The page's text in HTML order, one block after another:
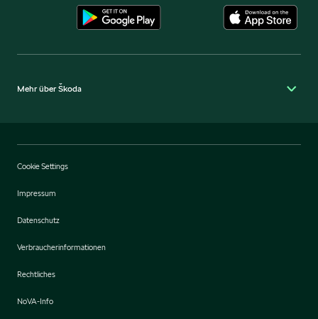
Mehr über Škoda
Cookie Settings
Impressum
Datenschutz
Verbraucherinformationen
Rechtliches
NoVA-Info